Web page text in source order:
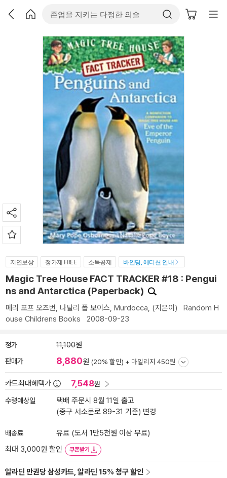
지연보상 정가제 FREE 소득공제 바인딩, 에디션 안내
Magic Tree House FACT TRACKER #18 : Pengui
ns and Antarctica (Paperback)
메리 포프 오즈번, 나탈리 폽 보이스, Murdocca, (지은이) Random H
ouse Childrens Books 2008-09-23
정가 11,100원
판매가 8,880원 (20% 할인) + 마일리지 450원
카드최대혜택가 7,548원
수령예상일
택배 주문시 8월 11일 출고
(중구 서소문로 89-31 기준) 변경
배송료
유료 (도서 1만5천원 이상 무료)
최대 3,000원 할인
쿠폰받기
알라딘 만권당 삼성카드, 알라딘 15% 청구 할인